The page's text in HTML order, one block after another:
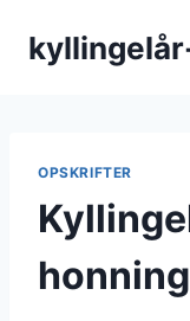
OPSKRIFTER
honning